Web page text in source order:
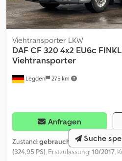
Legden 275 km
Viehtransporter LKW
DAF CF 320 4x2 EU6c
Viehtransporter
Anfragen
Zustand:gebraucht ,
(324,95 PS), Erstzulassung:10/2017,
Suche